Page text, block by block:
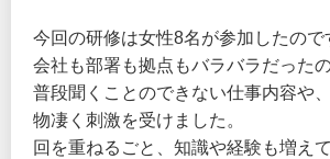
今回の研修は女性8名が参加したので
会社も部署も拠点もバラバラだったの
普段聞くことのできない仕事内容や
物凄く刺激を受けました。
回を重ねるごと、知識や経験も増え